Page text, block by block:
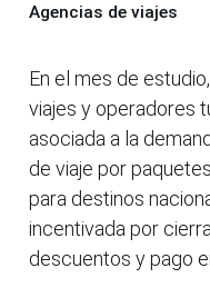
Agencias de viajes
En el mes de
viajes y operadores
asociada a la
de viaje por
para destinos
incentivada por
descuentos y pago